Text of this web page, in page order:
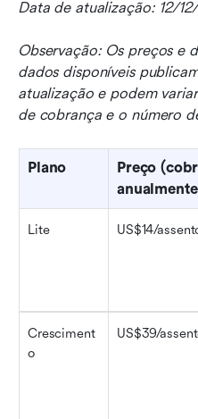
Data de atualização: 12/
Observação: Os preços e
dados disponíveis
atualização e podem
de cobrança e o número
Plano
Preço
Lite US$14/
Cresciment
o
US$39/